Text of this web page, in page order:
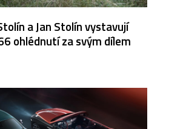
a Jan Stolín vystavují
ohlédnutí za svým dílem